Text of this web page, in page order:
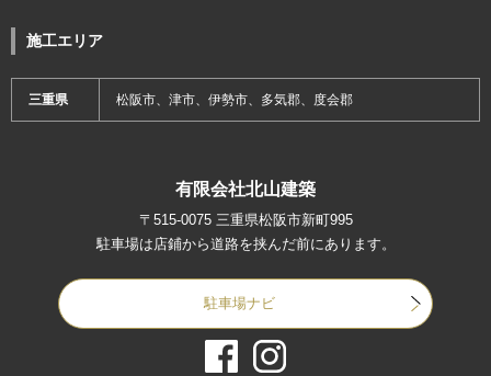
施工エリア
三重県 松阪市、津市、伊勢市、多気郡、度会郡
有限会社北山建築
〒515-0075 三重県松阪市新町995
駐車場は店鋪から道路を挟んだ前にあります。
駐車場ナビ